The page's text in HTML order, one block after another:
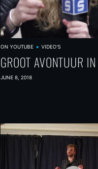
ON YOUTUBE VIDEO'S
GROOT AVONTUUR
JUNE 8, 2018